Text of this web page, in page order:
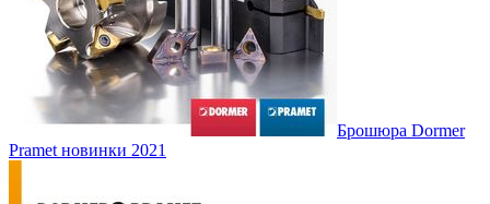
Брошюра Dormer
Pramet новинки 2021